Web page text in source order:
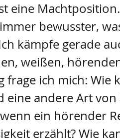
eine
bewusster,
kämpfe gerade
weißen,
frage ich mich: Wie
eine andere Art von
ein hörender
erzählt? Wie